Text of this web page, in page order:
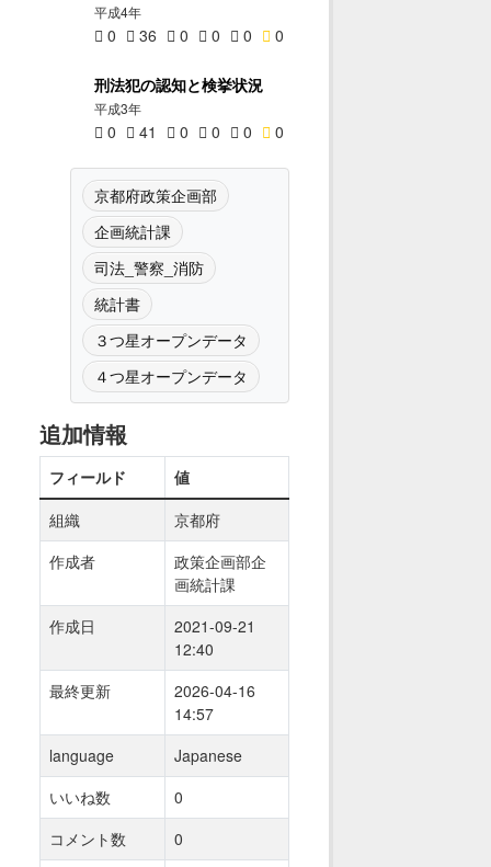
平成4年
0 36 0 0 0 0
刑法犯の認知と検挙状況
平成3年
0 41 0 0 0 0
京都府政策企画部
企画統計課
司法_警察_消防
統計書
３つ星オープンデータ
４つ星オープンデータ
追加情報
フィールド
値
組織
京都府
作成者
政策企画部企
画統計課
作成日
2021-09-21
12:40
最終更新
2026-04-16
14:57
language
Japanese
いいね数
0
コメント数
0